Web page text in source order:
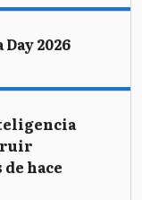
2026
hace